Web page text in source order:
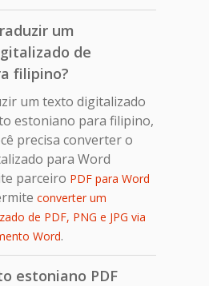
um
de
filipino?
um texto digitalizado
estoniano para filipino,
precisa converter o
para Word
parceiro PDF para Word
converter um
de PDF, PNG e JPG via
Word.
estoniano PDF